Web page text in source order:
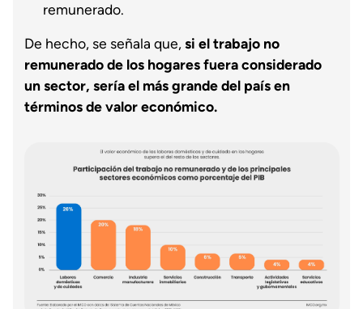
remunerado.
De hecho, se señala que,si el trabajo no
remunerado de los hogares fuera considerado
un sector, sería el más grande del país en
términos de valor económico.